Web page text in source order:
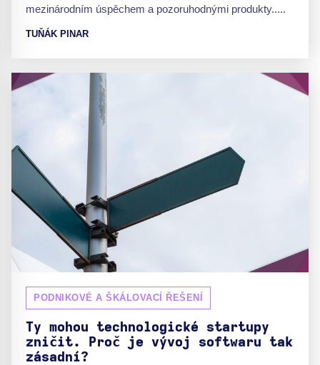
mezinárodním úspěchem a pozoruhodnými produkty.....
TUŇÁK PINAR
PODNIKOVÉ A ŠKÁLOVACÍ ŘEŠENÍ
Ty mohou technologické startupy
zničit. Proč je vývoj softwaru tak
zásadní?